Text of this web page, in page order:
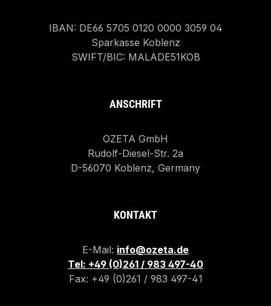
IBAN: DE66 5705 0120 0000 3059 04
Sparkasse Koblenz
SWIFT/BIC: MALADE51KOB
ANSCHRIFT
OZETA GmbH
Rudolf-Diesel-Str. 2a
D-56070 Koblenz, Germany
KONTAKT
E-Mail: info@ozeta.de
Tel: +49 (0)261 / 983 497-40
Fax: +49 (0)261 / 983 497-41